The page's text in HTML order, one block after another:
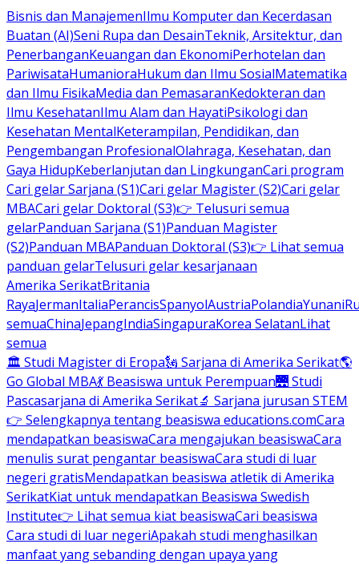
Bisnis dan ManajemenIlmu Komputer dan Kecerdasan
Buatan (AI)Seni Rupa dan DesainTeknik, Arsitektur, dan
PenerbanganKeuangan dan EkonomiPerhotelan dan
PariwisataHumanioraHukum dan Ilmu SosialMatematika
dan Ilmu FisikaMedia dan PemasaranKedokteran dan
Ilmu KesehatanIlmu Alam dan HayatiPsikologi dan
Kesehatan MentalKeterampilan, Pendidikan, dan
Pengembangan ProfesionalOlahraga, Kesehatan, dan
Gaya HidupKeberlanjutan dan LingkunganCari program
Cari gelar Sarjana (S1)Cari gelar Magister (S2)Cari gelar
MBACari gelar Doktoral (S3)👉 Telusuri semua
gelarPanduan Sarjana (S1)Panduan Magister
(S2)Panduan MBAPanduan Doktoral (S3)👉 Lihat semua
panduan gelarTelusuri gelar kesarjanaan
Amerika SerikatBritania
RayaJermanItaliaPerancisSpanyolAustriaPolandiaYunani
semuaChinaJepangIndiaSingapuraKorea SelatanLihat
semua
🏛 Studi Magister di Eropa🗽 Sarjana di Amerika Serikat🌎
Go Global MBA💃 Beasiswa untuk Perempuan🌉 Studi
Pascasarjana di Amerika Serikat🔬 Sarjana jurusan STEM
👉 Selengkapnya tentang beasiswa educations.comCara
mendapatkan beasiswaCara mengajukan beasiswaCara
menulis surat pengantar beasiswaCara studi di luar
negeri gratisMendapatkan beasiswa atletik di Amerika
SerikatKiat untuk mendapatkan Beasiswa Swedish
Institute👉 Lihat semua kiat beasiswaCari beasiswa
Cara studi di luar negeriApakah studi menghasilkan
manfaat yang sebanding dengan upaya yang